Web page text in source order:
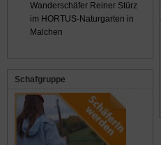
Wanderschäfer Reiner Stürz
im HORTUS-Naturgarten in
Malchen
Schafgruppe